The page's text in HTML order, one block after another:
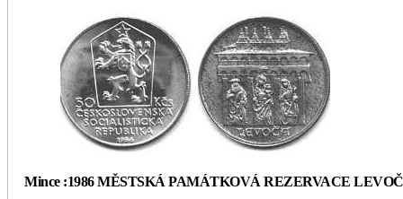
Mince :1986 MĚSTSKÁ PAMÁTKOVÁ REZERVACE